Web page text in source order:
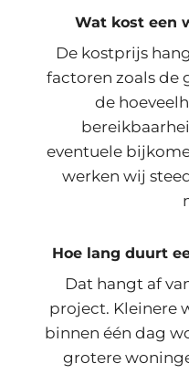
Wat kost een
De kostprijs
factoren zoals de
de
eventuele
werken wij
Hoe lang duurt
Dat hangt af
project. Kleinere
binnen één dag
grotere